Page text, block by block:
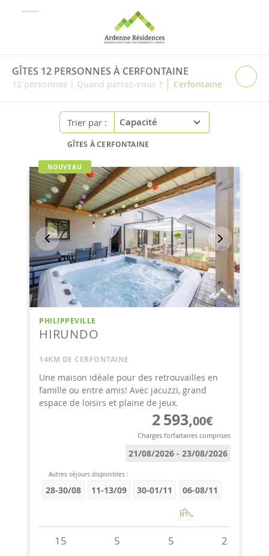
GÎTES 12 PERSONNES À CERFONTAINE
12 personnes | Quand partez-vous ? | Cerfontaine
Trier par :
GÎTES À CERFONTAINE